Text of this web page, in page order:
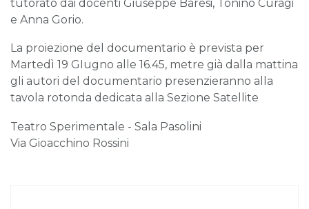
tutorato dai docenti Giuseppe Baresi, Tonino Curagi
e Anna Gorio.
La proiezione del documentario è prevista per
Martedì 19 GIugno alle 16.45, metre già dalla mattina
gli autori del documentario presenzieranno alla
tavola rotonda dedicata alla Sezione Satellite
Teatro Sperimentale - Sala Pasolini
Via Gioacchino Rossini